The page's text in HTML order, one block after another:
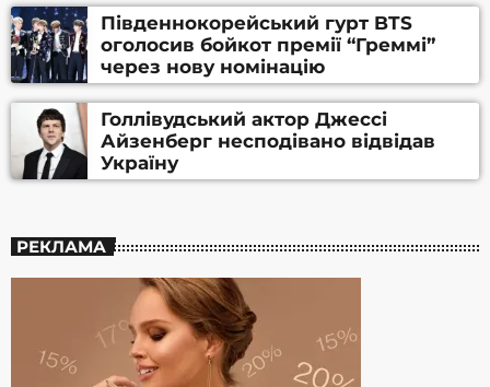
Південнокорейський гурт BTS
оголосив бойкот премії “Греммі”
через нову номінацію
Голлівудський актор Джессі
Айзенберг несподівано відвідав
Україну
РЕКЛАМА